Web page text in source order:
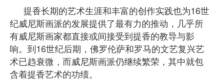
提香长期的艺术生涯和丰富的创作实践也为16世
纪威尼斯画派的发展提供了最有力的推动，几乎所
有威尼斯画家都直接或间接受到提香的教导与影
响。到16世纪后期，佛罗伦萨和罗马的文艺复兴艺
术已趋衰微，而威尼斯画派仍继续繁荣，其中就包
含着提香艺术的功绩。